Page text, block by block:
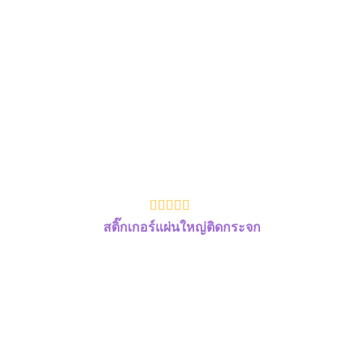
สติ๊กเกอร์แผ่นใหญ่ติดกระจก